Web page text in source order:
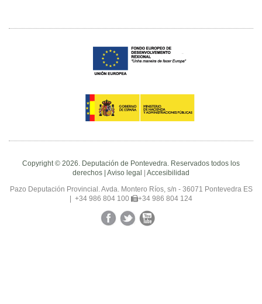
Copyright © 2026. Deputación de Pontevedra. Reservados todos los
derechos | Aviso legal Accesibilidad
Pazo Deputación Provincial. Avda. Montero Ríos, s/n - 36071 Pontevedra ES
+34 986 804 100
+34 986 804 124
FacebookTwitterYouTube